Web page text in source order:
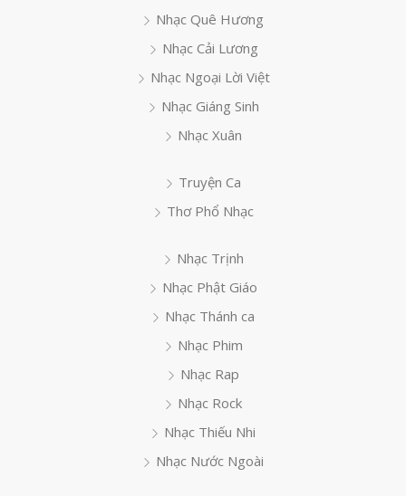
Nhạc Quê Hương
Nhạc Cải Lương
Nhạc Ngoại Lời Việt
Nhạc Giáng Sinh
Nhạc Xuân
Truyện Ca
Thơ Phổ Nhạc
Nhạc Trịnh
Nhạc Phật Giáo
Nhạc Thánh ca
Nhạc Phim
Nhạc Rap
Nhạc Rock
Nhạc Thiếu Nhi
Nhạc Nước Ngoài